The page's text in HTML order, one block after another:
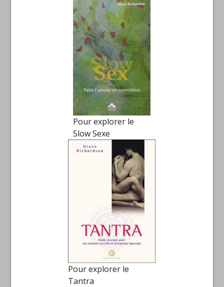
Pour explorer le
Slow Sexe
Pour explorer le
Tantra